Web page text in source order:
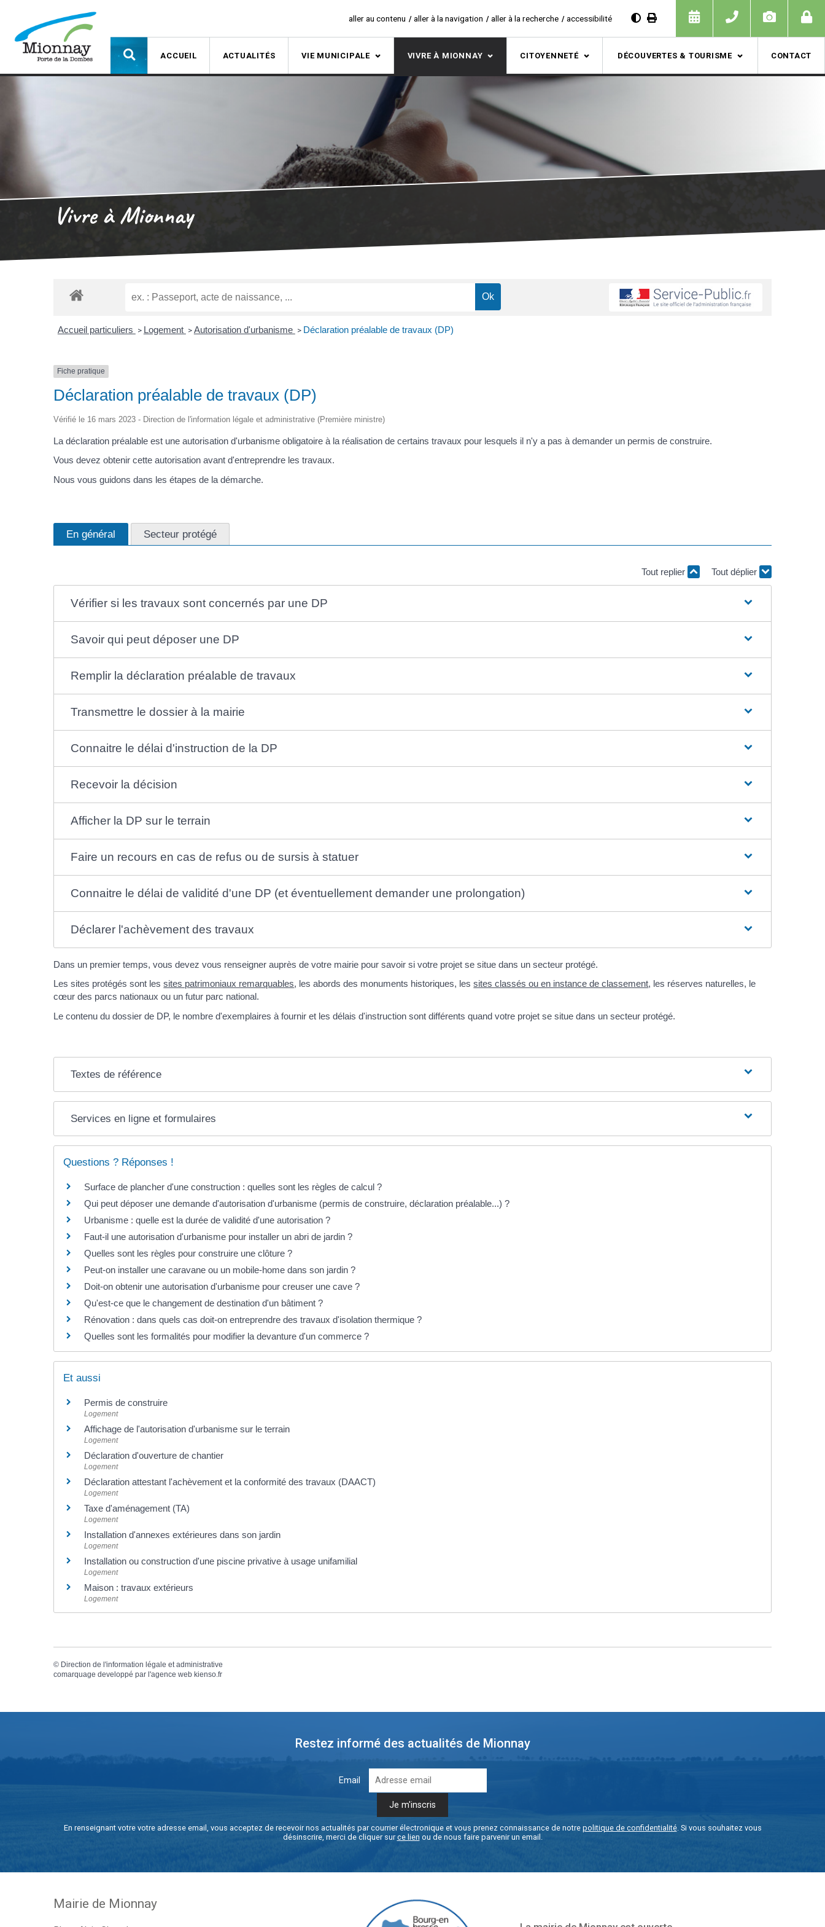
aller au contenu aller à la navigation aller à la recherche accessibilité
ACCUEIL ACTUALITÉS VIE MUNICIPALE VIVRE À MIONNAY CITOYENNETÉ DÉCOUVERTES & TOURISME CONTACT
Vivre à Mionnay
Accueil particuliers > Logement > Autorisation d'urbanisme > Déclaration préalable de travaux (DP)
Fiche pratique
Déclaration préalable de travaux (DP)
Vérifié le 16 mars 2023 - Direction de l'information légale et administrative (Première ministre)
La déclaration préalable est une autorisation d'urbanisme obligatoire à la réalisation de certains travaux pour lesquels il n'y a pas à demander un permis de construire.
Vous devez obtenir cette autorisation avant d'entreprendre les travaux.
Nous vous guidons dans les étapes de la démarche.
En général Secteur protégé
Tout replier Tout déplier
Vérifier si les travaux sont concernés par une DP
Savoir qui peut déposer une DP
Remplir la déclaration préalable de travaux
Transmettre le dossier à la mairie
Connaitre le délai d'instruction de la DP
Recevoir la décision
Afficher la DP sur le terrain
Faire un recours en cas de refus ou de sursis à statuer
Connaitre le délai de validité d'une DP (et éventuellement demander une prolongation)
Déclarer l'achèvement des travaux
Dans un premier temps, vous devez vous renseigner auprès de votre mairie pour savoir si votre projet se situe dans un secteur protégé.
Les sites protégés sont lessites patrimoniaux remarquables, les abords des monuments historiques, lessites classés ou en instance de classement, les réserves naturelles, le
cœur des parcs nationaux ou un futur parc national.
Le contenu du dossier de DP, le nombre d'exemplaires à fournir et les délais d'instruction sont différents quand votre projet se situe dans un secteur protégé.
Textes de référence
Services en ligne et formulaires
Questions ? Réponses !
Surface de plancher d'une construction : quelles sont les règles de calcul ?
Qui peut déposer une demande d'autorisation d'urbanisme (permis de construire, déclaration préalable...) ?
Urbanisme : quelle est la durée de validité d'une autorisation ?
Faut-il une autorisation d'urbanisme pour installer un abri de jardin ?
Quelles sont les règles pour construire une clôture ?
Peut-on installer une caravane ou un mobile-home dans son jardin ?
Doit-on obtenir une autorisation d'urbanisme pour creuser une cave ?
Qu'est-ce que le changement de destination d'un bâtiment ?
Rénovation : dans quels cas doit-on entreprendre des travaux d'isolation thermique ?
Quelles sont les formalités pour modifier la devanture d'un commerce ?
Et aussi
Permis de construire
Logement
Affichage de l'autorisation d'urbanisme sur le terrain
Logement
Déclaration d'ouverture de chantier
Logement
Déclaration attestant l'achèvement et la conformité des travaux (DAACT)
Logement
Taxe d'aménagement (TA)
Logement
Installation d'annexes extérieures dans son jardin
Logement
Installation ou construction d'une piscine privative à usage unifamilial
Logement
Maison : travaux extérieurs
Logement
© Direction de l'information légale et administrative
comarquage developpé par l'agence web kienso.fr
Restez informé des actualités de Mionnay
Email
En renseignant votre votre adresse email, vous acceptez de recevoir nos actualités par courrier électronique et vous prenez connaissance de notre politique de confidentialité. Si vous souhaitez vous
désinscrire, merci de cliquer surce lien ou de nous faire parvenir un email.
Mairie de Mionnay